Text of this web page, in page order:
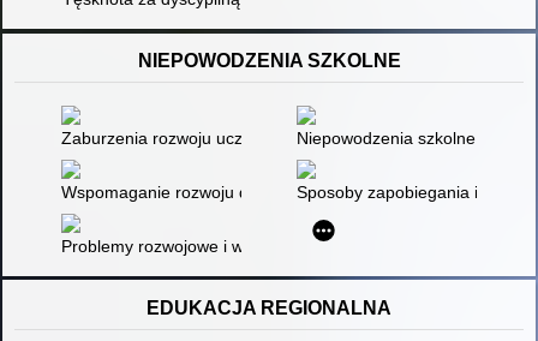
NIEPOWODZENIA SZKOLNE
Zaburzenia rozwoju uczniów a niepowodzenia szkolne
Niepowodzenia szkolne:
Wspomaganie rozwoju dziecka z ryzyka dysleksji
Sposoby zapobiegania i
Problemy rozwojowe i wychowawcze wczesnego dzieciństwa
EDUKACJA REGIONALNA